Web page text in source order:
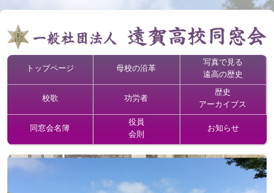
トップページ 母校の沿革
写真で見る
遠高の歴史
校歌 功労者
歴史
アーカイブス
同窓会名簿
役員
会則
お知らせ